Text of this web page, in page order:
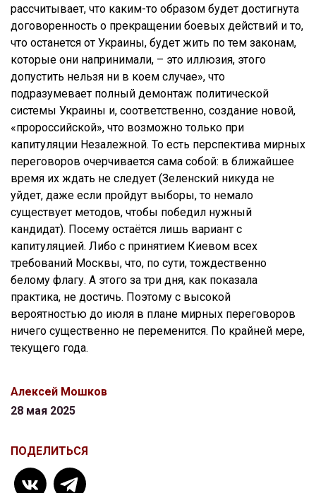
рассчитывает, что каким-то образом будет достигнута
договоренность о прекращении боевых действий и то,
что останется от Украины, будет жить по тем законам,
которые они напринимали, – это иллюзия, этого
допустить нельзя ни в коем случае», что
подразумевает полный демонтаж политической
системы Украины и, соответственно, создание новой,
«пророссийской», что возможно только при
капитуляции Незалежной. То есть перспектива мирных
переговоров очерчивается сама собой: в ближайшее
время их ждать не следует (Зеленский никуда не
уйдет, даже если пройдут выборы, то немало
существует методов, чтобы победил нужный
кандидат). Посему остаётся лишь вариант с
капитуляцией. Либо с принятием Киевом всех
требований Москвы, что, по сути, тождественно
белому флагу. А этого за три дня, как показала
практика, не достичь. Поэтому с высокой
вероятностью до июля в плане мирных переговоров
ничего существенно не переменится. По крайней мере,
текущего года.
Алексей Мошков
28 мая 2025
ПОДЕЛИТЬСЯ